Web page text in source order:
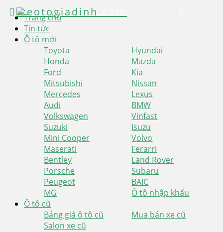
Trang chủ
Tin tức
Ô tô mới
Toyota
Hyundai
Honda
Mazda
Ford
Kia
Mitsubishi
Nissan
Mercedes
Lexus
Audi
BMW
Volkswagen
Vinfast
Suzuki
Isuzu
Mini Cooper
Volvo
Maserati
Ferarri
Bentley
Land Rover
Porsche
Subaru
Peugeot
BAIC
MG
Ô tô nhập khẩu
Ô tô cũ
Bảng giá ô tô cũ
Mua bán xe cũ
Salon xe cũ
xeotogiadinh